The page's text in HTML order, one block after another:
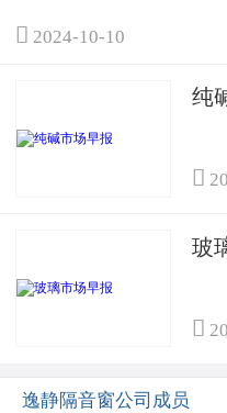
 2024-10-10
纯

玻

逸静隔音窗公司成员